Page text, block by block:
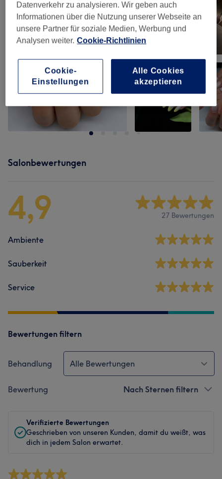
Salonbewertungen
4,9 27 Bewertungen
Ambiente
Sauberkeit
Service
Bewertungen filtern
Behandlung Alle Bewertungen
Bewertung Nach Sternen filtern
Verifizierte Bewertungen
Geschrieben von unseren Kunden, damit du weißt, was
dich in jedem Salon erwartet.
Datenverkehr zu analysieren. Wir geben auch
Informationen über die Nutzung unserer Webseite an
unsere Partner für soziale Medien, Werbung und
Analysen weiter. Cookie-Richtlinien
Cookie-
Einstellungen
Alle Cookies
akzeptieren